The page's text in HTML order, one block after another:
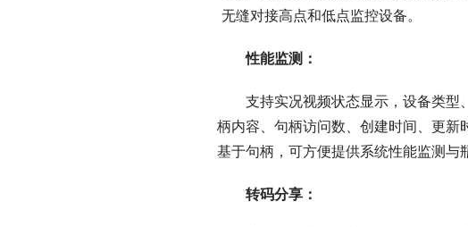
无缝对接高点和低点监控设备。
性能监测：
支持实况视频状态显示，设备类型
柄内容、句柄访问数、创建时间、更新
基于句柄，可方便提供系统性能监测与
转码分享：